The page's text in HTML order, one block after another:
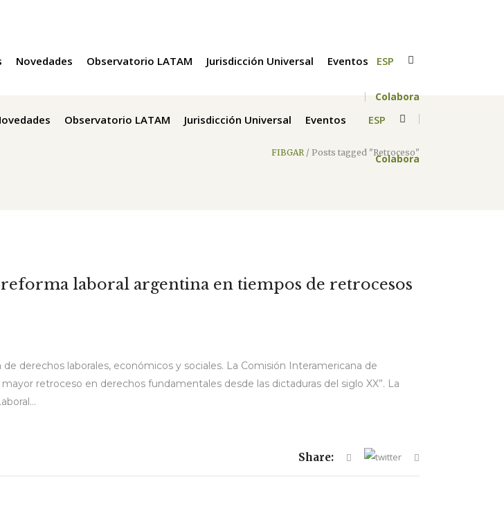
Observatorio LATAM Jurisdicción Universal Eventos ESP
Colabora
Novedades Observatorio LATAM Jurisdicción Universal Eventos ESP
Colabora
FIBGAR / Posts tagged "Retroceso"
laboral argentina en tiempos de retrocesos
derechos laborales, económicos y sociales. La Comisión Interamericana de
retroceso en derechos fundamentales desde las dictaduras del siglo XX”. La
Share: